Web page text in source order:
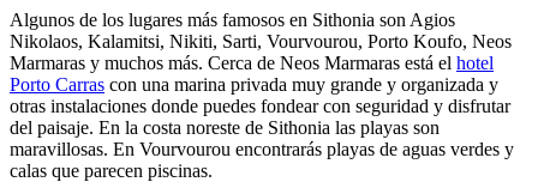
Algunos de los lugares más famosos en Sithonia son Agios
Nikolaos, Kalamitsi, Nikiti, Sarti, Vourvourou, Porto Koufo, Neos
Marmaras y muchos más. Cerca de Neos Marmaras está el hotel
Porto Carras con una marina privada muy grande y organizada y
otras instalaciones donde puedes fondear con seguridad y disfrutar
del paisaje. En la costa noreste de Sithonia las playas son
maravillosas. En Vourvourou encontrarás playas de aguas verdes y
calas que parecen piscinas.